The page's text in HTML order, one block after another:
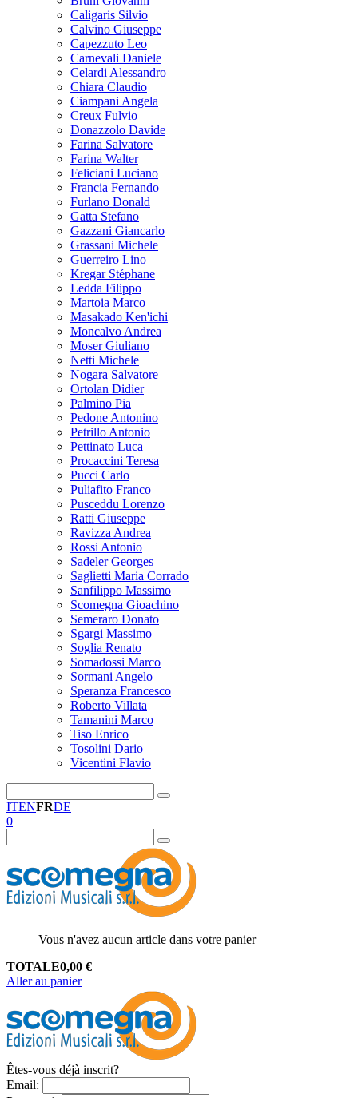
Caligaris Silvio
Calvino Giuseppe
Capezzuto Leo
Carnevali Daniele
Celardi Alessandro
Chiara Claudio
Ciampani Angela
Creux Fulvio
Donazzolo Davide
Farina Salvatore
Farina Walter
Feliciani Luciano
Francia Fernando
Furlano Donald
Gatta Stefano
Gazzani Giancarlo
Grassani Michele
Guerreiro Lino
Kregar Stéphane
Ledda Filippo
Martoia Marco
Masakado Ken'ichi
Moncalvo Andrea
Moser Giuliano
Netti Michele
Nogara Salvatore
Ortolan Didier
Palmino Pia
Pedone Antonino
Petrillo Antonio
Pettinato Luca
Procaccini Teresa
Pucci Carlo
Puliafito Franco
Pusceddu Lorenzo
Ratti Giuseppe
Ravizza Andrea
Rossi Antonio
Sadeler Georges
Saglietti Maria Corrado
Sanfilippo Massimo
Scomegna Gioachino
Semeraro Donato
Sgargi Massimo
Soglia Renato
Somadossi Marco
Sormani Angelo
Speranza Francesco
Roberto Villata
Tamanini Marco
Tiso Enrico
Tosolini Dario
Vicentini Flavio
ITENFRDE
0
Vous n'avez aucun article dans votre panier
TOTALE0,00 €
Aller au panier
Êtes-vous déjà inscrit?
Email: